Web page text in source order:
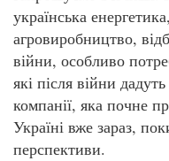
українська
агровиробництво,
війни, особливо
які після війни
компанії, яка почне
Україні вже зараз,
перспективи.